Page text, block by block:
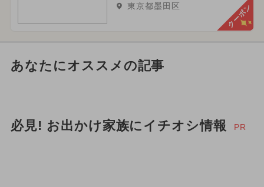
東京都墨田区 クーポン
あなたにオススメの記事
必見! お出かけ家族にイチオシ情報 PR